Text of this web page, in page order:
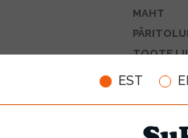
EST
MAHT
TOOTE
ÜHIKU